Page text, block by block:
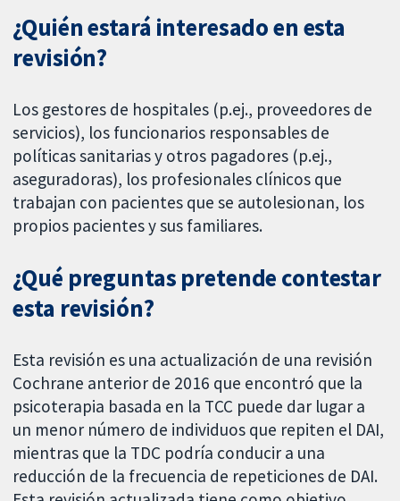
¿Quién estará interesado en esta
revisión?
Los gestores de hospitales (p.ej., proveedores de
servicios), los funcionarios responsables de
políticas sanitarias y otros pagadores (p.ej.,
aseguradoras), los profesionales clínicos que
trabajan con pacientes que se autolesionan, los
propios pacientes y sus familiares.
¿Qué preguntas pretende contestar
esta revisión?
Esta revisión es una actualización de una revisión
Cochrane anterior de 2016 que encontró que la
psicoterapia basada en la TCC puede dar lugar a
un menor número de individuos que repiten el DAI,
mientras que la TDC podría conducir a una
reducción de la frecuencia de repeticiones de DAI.